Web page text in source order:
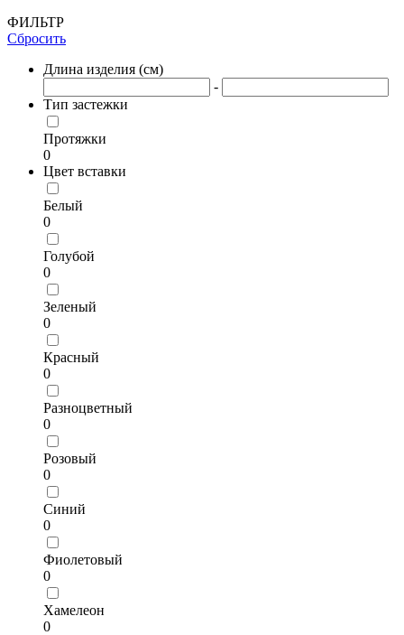
ФИЛЬТР
Сбросить
Длина изделия (см)
-
Тип застежки
Протяжки
0
Цвет вставки
Белый
0
Голубой
0
Зеленый
0
Красный
0
Разноцветный
0
Розовый
0
Синий
0
Фиолетовый
0
Хамелеон
0